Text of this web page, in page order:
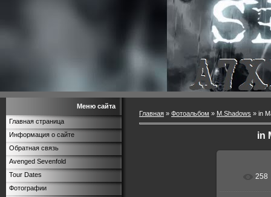
Меню сайта
Главная страница
Информация о сайте
Обратная связь
Avenged Sevenfold
Tour Dates
Фотографии
Главная » Фотоальбом » M.Shadows » in
in
258